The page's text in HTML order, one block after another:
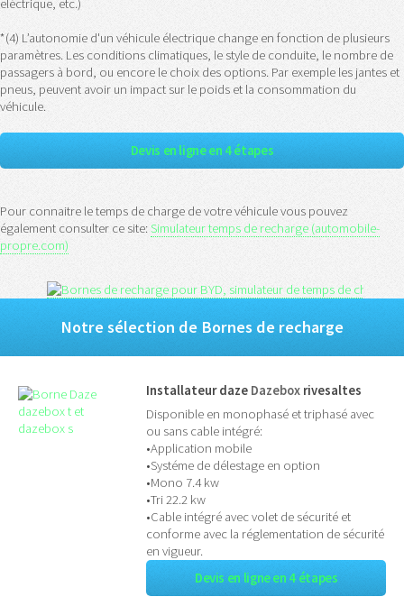
eléctrique, etc.)
*(4) L’autonomie d'un véhicule électrique change en fonction de plusieurs
paramètres. Les conditions climatiques, le style de conduite, le nombre de
passagers à bord, ou encore le choix des options. Par exemple les jantes et
pneus, peuvent avoir un impact sur le poids et la consommation du
véhicule.
Devis en ligne en 4 étapes
Pour connaitre le temps de charge de votre véhicule vous pouvez
également consulter ce site:Simulateur temps de recharge (automobile-
propre.com)
Notre sélection de Bornes de recharge
Installateur daze Dazebox rivesaltes
Disponible en monophasé et triphasé avec
ou sans cable intégré:
•Application mobile
•Systéme de délestage en option
•Mono 7.4 kw
•Tri 22.2 kw
•Cable intégré avec volet de sécurité et
conforme avec la réglementation de sécurité
en vigueur.
Devis en ligne en 4 étapes